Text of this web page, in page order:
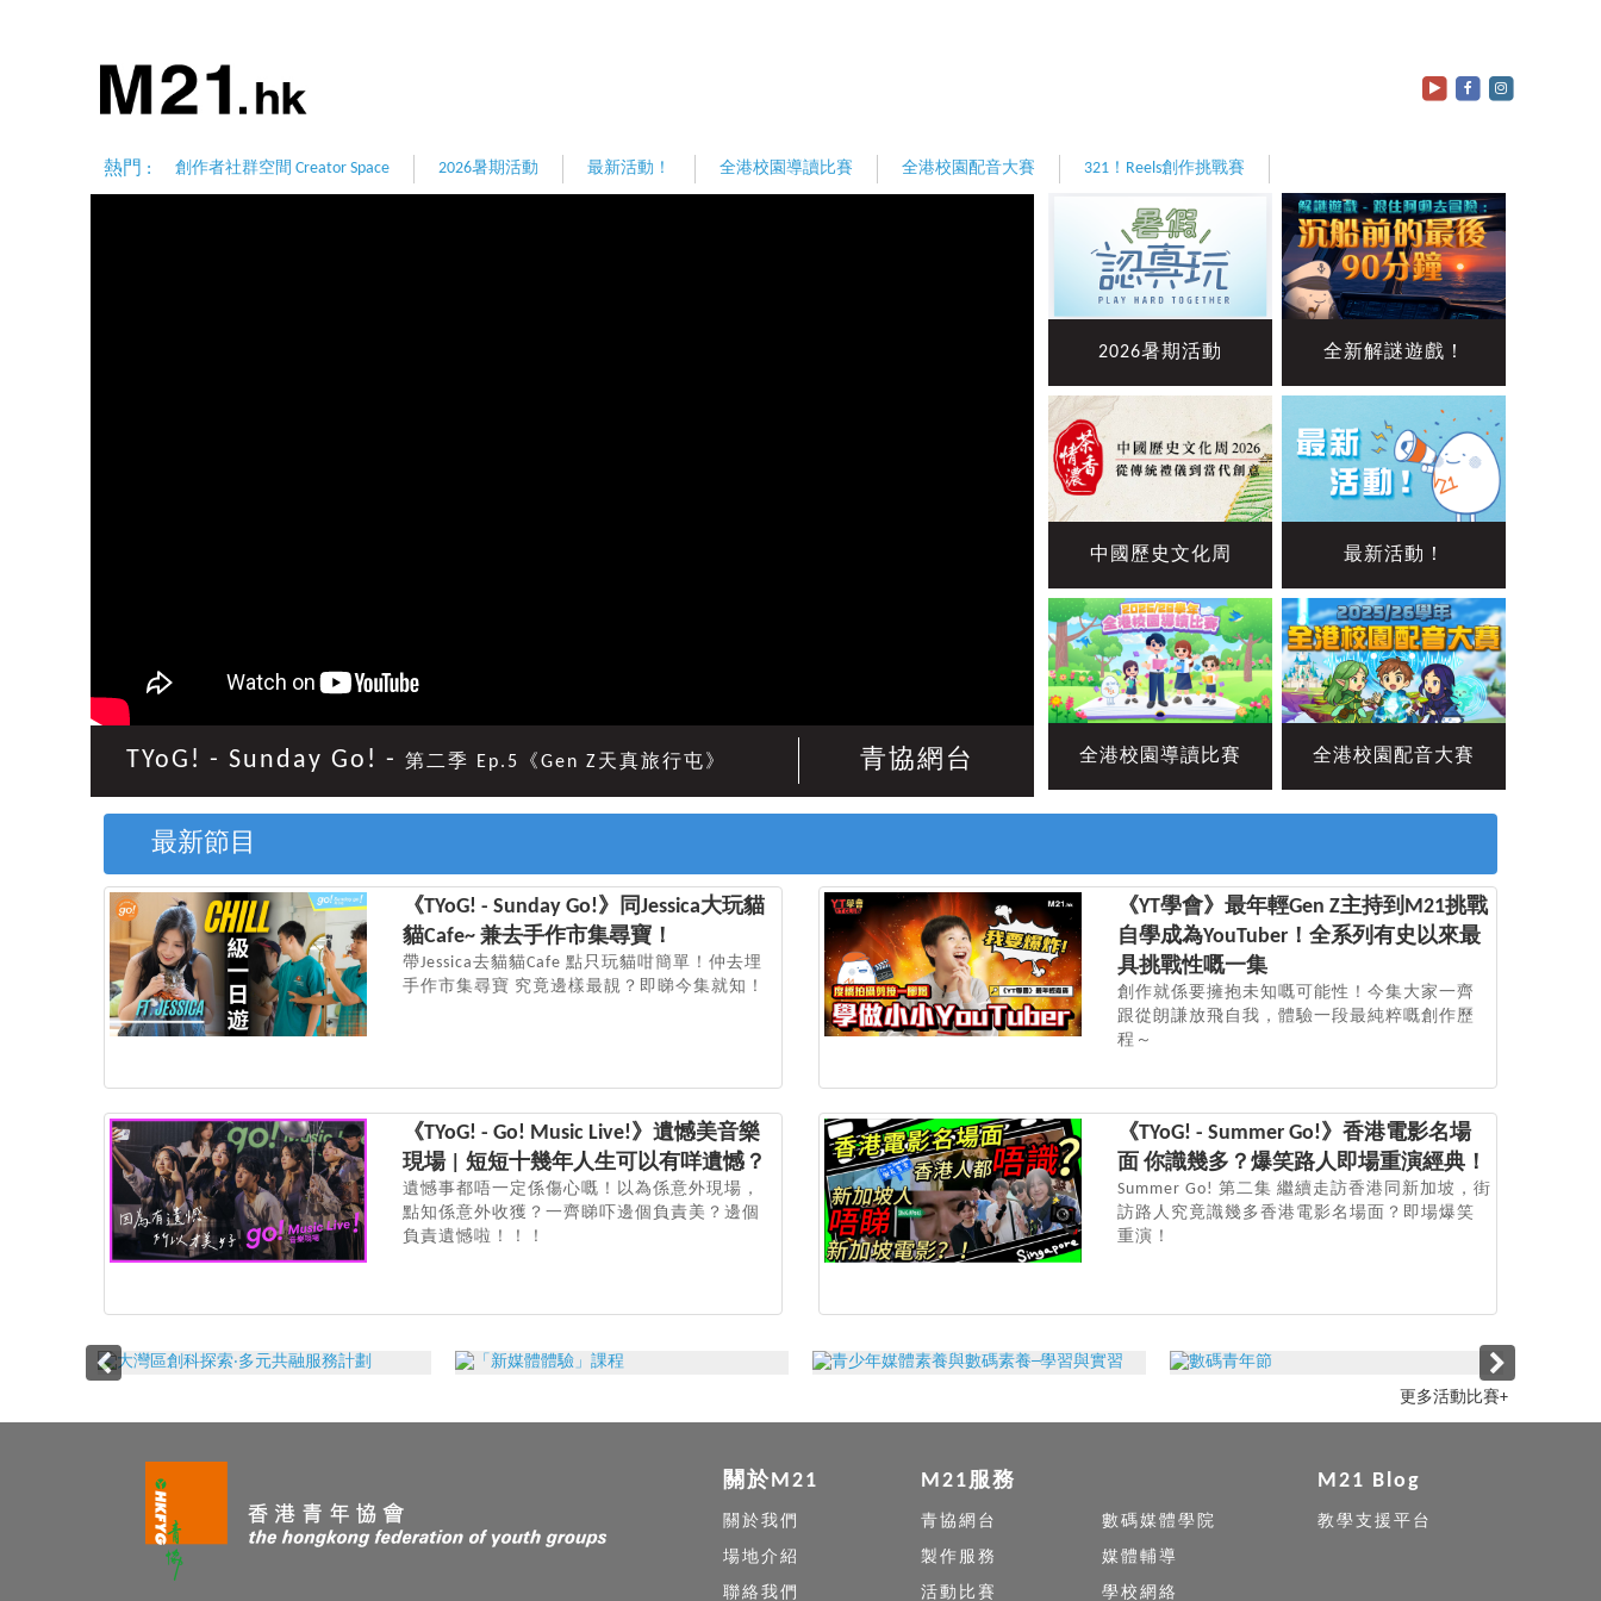
熱門 : 創作者社群空間 Creator Space 2026暑期活動 最新活動！ 全港校園導讀比賽 全港校園配音大賽 321！Reels創作挑戰賽
TYoG! - Sunday Go! - 第二季 Ep.5《Gen Z天真旅行屯》 青協網台
2026暑期活動 全新解謎遊戲！
中國歷史文化周 最新活動！
全港校園導讀比賽 全港校園配音大賽
最新節目
《TYoG! - Sunday Go!》同Jessica大玩貓
貓Cafe~ 兼去手作市集尋寶！
帶Jessica去貓貓Cafe 點只玩貓咁簡單！仲去埋
手作市集尋寶 究竟邊樣最靚？即睇今集就知！
《YT學會》最年輕Gen Z主持到M21挑戰
自學成為YouTuber！全系列有史以來最
具挑戰性嘅一集
創作就係要擁抱未知嘅可能性！今集大家一齊
跟從朗謙放飛自我，體驗一段最純粹嘅創作歷
程～
《TYoG! - Go! Music Live!》遺憾美音樂
現場 | 短短十幾年人生可以有咩遺憾？
遺憾事都唔一定係傷心嘅！以為係意外現場，
點知係意外收獲？一齊睇吓邊個負責美？邊個
負責遺憾啦！！！
《TYoG! - Summer Go!》香港電影名場
面 你識幾多？爆笑路人即場重演經典！
Summer Go! 第二集 繼續走訪香港同新加坡，街
訪路人究竟識幾多香港電影名場面？即場爆笑
重演！
更多活動比賽+
關於M21
關於我們
場地介紹
聯絡我們
M21服務
青協網台
數碼媒體學院
製作服務
媒體輔導
活動比賽
學校網絡
M21 Blog
教學支援平台